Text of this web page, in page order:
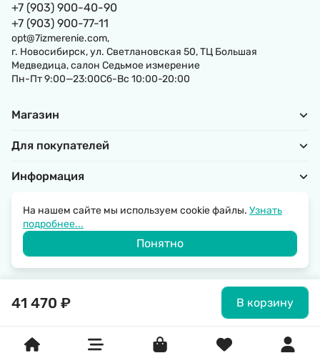
41 470 ₽ В корзину
+7 (903) 900-40-90
+7 (903) 900-77-11
opt@7izmerenie.com,
г. Новосибирск, ул. Светлановская 50, ТЦ Большая
Медведица, салон Седьмое измерение
Пн-Пт 9:00—23:00Сб-Вс 10:00-20:00
Магазин
Для покупателей
Информация
© 2026 SantechRussia.
Политика обработки персональных данных
На нашем сайте мы используем cookie файлы. Узнать
подробнее...
Понятно